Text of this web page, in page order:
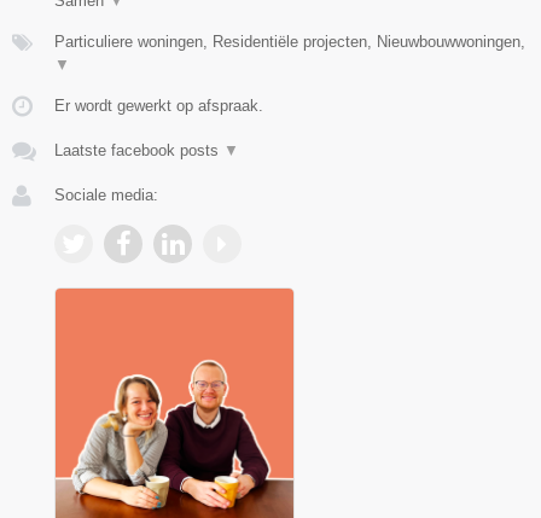
Particuliere woningen, Residentiële projecten, Nieuwbouwwoningen,
▼
Er wordt gewerkt op afspraak.
Laatste facebook posts ▼
Sociale media: